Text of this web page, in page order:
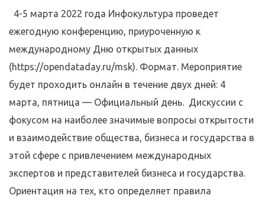
4-5 марта 2022 года Инфокультура проведет
ежегодную конференцию, приуроченную к
международному Дню открытых данных
(https://opendataday.ru/msk). Формат. Мероприятие
будет проходить онлайн в течение двух дней: 4
марта, пятница — Официальный день. Дискуссии с
фокусом на наиболее значимые вопросы открытости
и взаимодействие общества, бизнеса и государства в
этой сфере с привлечением международных
экспертов и представителей бизнеса и государства.
Ориентация на тех, кто определяет правила